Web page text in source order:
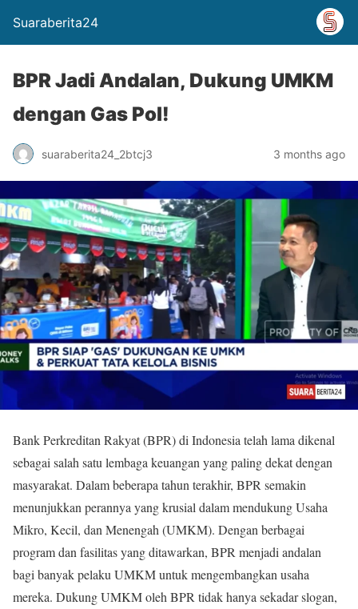
Suaraberita24
BPR Jadi Andalan, Dukung UMKM
dengan Gas Pol!
suaraberita24_2btcj3 3 months ago
Bank Perkreditan Rakyat (BPR) di Indonesia telah lama dikenal
sebagai salah satu lembaga keuangan yang paling dekat dengan
masyarakat. Dalam beberapa tahun terakhir, BPR semakin
menunjukkan perannya yang krusial dalam mendukung Usaha
Mikro, Kecil, dan Menengah (UMKM). Dengan berbagai
program dan fasilitas yang ditawarkan, BPR menjadi andalan
bagi banyak pelaku UMKM untuk mengembangkan usaha
mereka. Dukung UMKM oleh BPR tidak hanya sekadar slogan,